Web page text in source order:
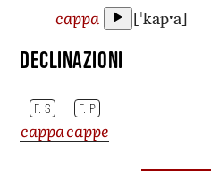
cappa
[ˈkapˑa]
Declinazioni
F. S F. P
cappacappe